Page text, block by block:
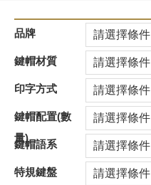
品牌 請選擇條件
鍵帽材質 請選擇條件
印字方式 請選擇條件
鍵帽配置(數
量)
請選擇條件
鍵帽語系 請選擇條件
特規鍵盤 請選擇條件